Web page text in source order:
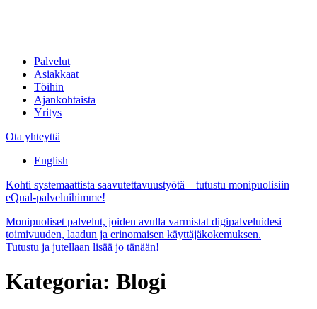
Palvelut
Asiakkaat
Töihin
Ajankohtaista
Yritys
Ota yhteyttä
English
Kohti systemaattista saavutettavuustyötä – tutustu monipuolisiin
eQual-palveluihimme!
Monipuoliset palvelut, joiden avulla varmistat digipalveluidesi
toimivuuden, laadun ja erinomaisen käyttäjäkokemuksen.
Tutustu ja jutellaan lisää jo tänään!
Kategoria: Blogi